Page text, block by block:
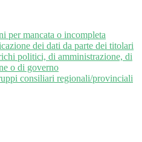
per mancata o incompleta
dei dati da parte dei titolari
politici, di amministrazione, di
o di governo
consiliari regionali/provinciali